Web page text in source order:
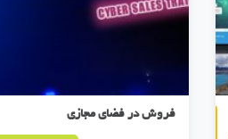
فروش در فضای مجازی